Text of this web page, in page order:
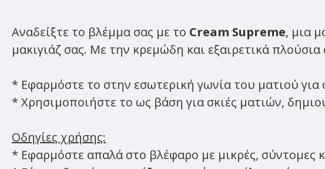
Αναδείξτε το βλέμμα σας με το Cream Supreme, μια
μακιγιάζ σας. Με την κρεμώδη και εξαιρετικά
* Εφαρμόστε το στην εσωτερική γωνία του ματιού για
* Χρησιμοποιήστε το ως βάση για σκιές ματιών,
Οδηγίες χρήσης:
* Εφαρμόστε απαλά στο βλέφαρο με μικρές, σύντομες